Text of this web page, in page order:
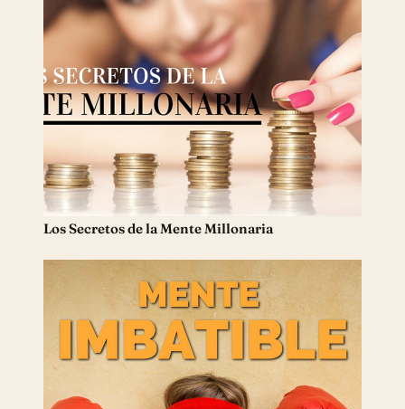
Los Secretos de la Mente Millonaria